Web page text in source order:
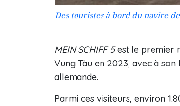
Des touristes à bord du navire
MEIN SCHIFF 5est le premier
Vung Tàu en 2023, avec à
allemande.
Parmi ces visiteurs, environ